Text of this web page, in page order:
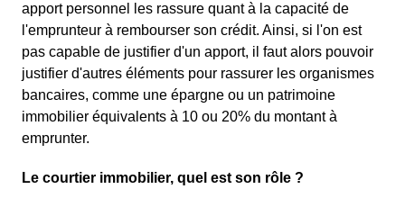
apport personnel les rassure quant à la capacité de
l'emprunteur à rembourser son crédit. Ainsi, si l'on est
pas capable de justifier d'un apport, il faut alors pouvoir
justifier d'autres éléments pour rassurer les organismes
bancaires, comme une épargne ou un patrimoine
immobilier équivalents à 10 ou 20% du montant à
emprunter.
Le courtier immobilier, quel est son rôle ?